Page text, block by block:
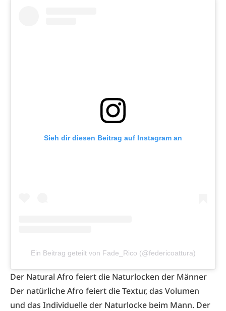
Sieh dir diesen Beitrag auf Instagram an
Ein Beitrag geteilt von Fade_Rico (@federicoattura)
Der Natural Afro feiert die Naturlocken der Männer
Der natürlicheAfro feiert die Textur, das Volumen
und das Individuelle der Naturlocke beim Mann. Der